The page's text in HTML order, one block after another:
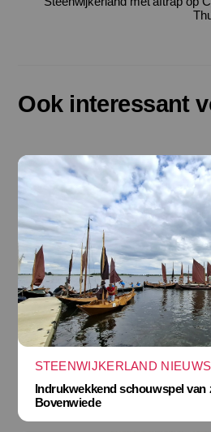
Ook interessant
STEENWIJKERLAND NIEUWS
Indrukwekkend schouwspel
Bovenwiede